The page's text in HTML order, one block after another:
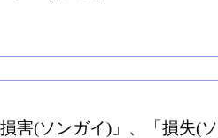
害(ソンガイ)」、「損失(ソ